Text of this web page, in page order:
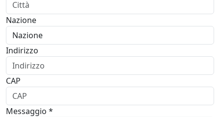
Nazione
Indirizzo
CAP
Messaggio *